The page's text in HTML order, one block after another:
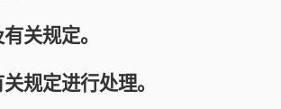
关规定。
规定进行处理。